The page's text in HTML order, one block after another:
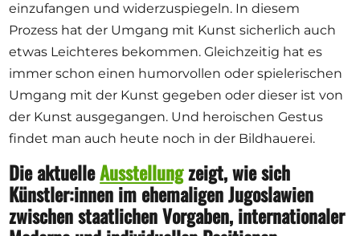
einzufangen und widerzuspiegeln. In diesem
Prozess hat der Umgang mit Kunst sicherlich auch
etwas Leichteres bekommen. Gleichzeitig hat es
immer schon einen humorvollen oder spielerischen
Umgang mit der Kunst gegeben oder dieser ist von
der Kunst ausgegangen. Und heroischen Gestus
findet man auch heute noch in der Bildhauerei.
Die aktuelleAusstellungzeigt, wie sich
Künstler:innen im ehemaligen Jugoslawien
zwischen staatlichen Vorgaben, internationaler